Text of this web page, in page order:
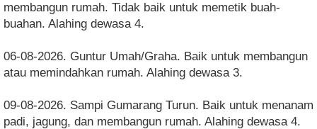
membangun rumah. Tidak baik untuk memetik buah-
buahan. Alahing dewasa 4.
06-08-2026. Guntur Umah/Graha. Baik untuk membangun
atau memindahkan rumah. Alahing dewasa 3.
09-08-2026. Sampi Gumarang Turun. Baik untuk menanam
padi, jagung, dan membangun rumah. Alahing dewasa 4.